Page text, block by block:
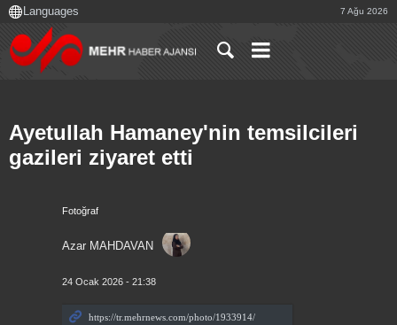
7 Ağu 2026
Fotoğraf
Azar MAHDAVAN
24 Ocak 2026 - 21:38
Ayetullah Hamaney'nin temsilcileri
gazileri ziyaret etti